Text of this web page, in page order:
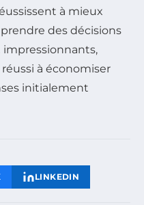
à mieux
des décisions
impressionnants,
à économiser
initialement
LINKEDIN